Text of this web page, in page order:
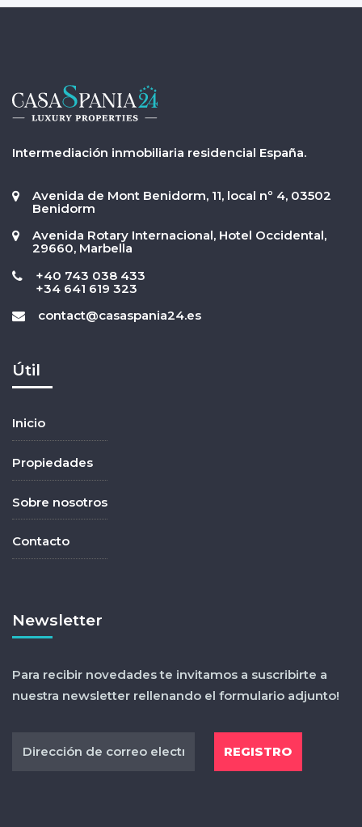
Intermediación inmobiliaria residencial España.
Avenida de Mont Benidorm, 11, local nº 4, 03502
Benidorm
Avenida Rotary Internacional, Hotel Occidental,
29660, Marbella
+40 743 038 433
+34 641 619 323
contact@casaspania24.es
Útil
Inicio
Propiedades
Sobre nosotros
Contacto
Newsletter
Para recibir novedades te invitamos a suscribirte a
nuestra newsletter rellenando el formulario adjunto!